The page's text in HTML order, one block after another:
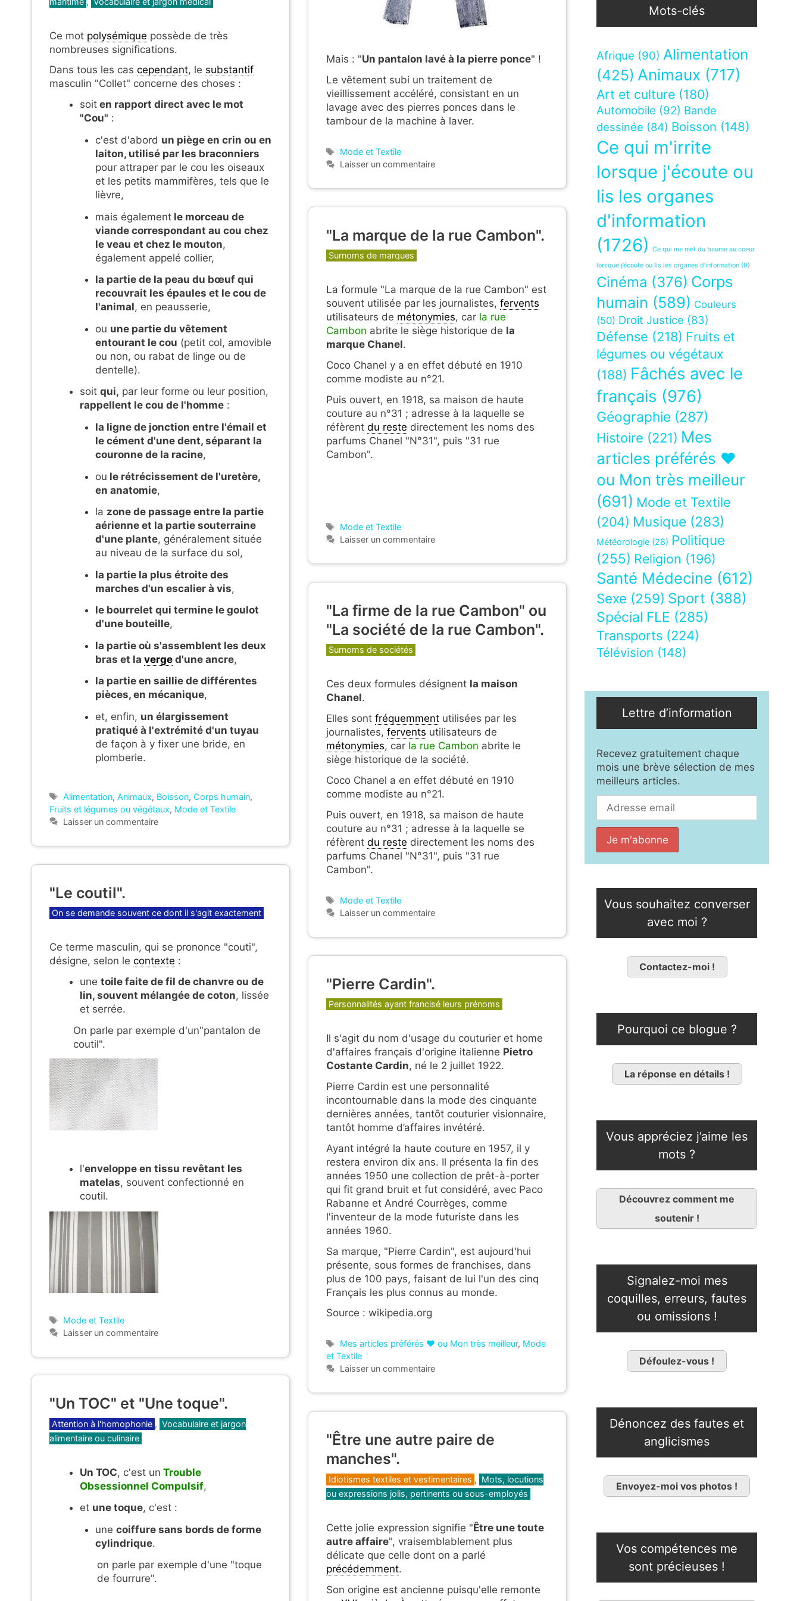
Mais : "Un pantalon lavé à la pierre ponce" !
Le vêtement subi un traitement de
vieillissement accéléré, consistant en un
lavage avec des pierres ponces dans le
tambour de la machine à laver.
Étiquettes
Mode et Textile
Laisser un commentaire
Ce mot polysémique possède de très
nombreuses significations.
Dans tous les cas cependant, le substantif
masculin "Collet" concerne des choses :
soit en rapport direct avec le mot
"Cou" :
c'est d'abord un piège en crin ou en
laiton, utilisé par les braconniers
pour attraper par le cou les oiseaux
et les petits mammifères, tels que le
lièvre,
mais égalementle morceau de
viande correspondant au cou chez
le veau et chez le mouton,
également appelé collier,
la partie de la peau du bœuf qui
recouvrait les épaules et le cou de
l'animal, en peausserie,
ou une partie du vêtement
entourant le cou (petit col, amovible
ou non, ou rabat de linge ou de
dentelle).
soit qui, par leur forme ou leur position,
rappellent le cou de l'homme :
la ligne de jonction entre l'émail et
le cément d'une dent, séparant la
couronne de la racine,
ou le rétrécissement de l'uretère,
en anatomie,
la zone de passage entre la partie
aérienne et la partie souterraine
d'une plante, généralement située
au niveau de la surface du sol,
la partie la plus étroite des
marches d'un escalier à vis,
le bourrelet qui termine le goulot
d'une bouteille,
la partie où s'assemblent les deux
bras et la verged'une ancre,
la partie en saillie de différentes
pièces, en mécanique,
et, enfin, un élargissement
pratiqué à l'extrémité d'un tuyau
de façon à y fixer une bride, en
plomberie.
Étiquettes
Alimentation,Animaux, Boisson, Corps humain,
Fruits et légumes ou végétaux, Mode et Textile
Laisser un commentaire
"La marque de la rue Cambon".
Catégories
Surnoms de marques
La formule "La marque de la rue Cambon" est
souvent utilisée par les journalistes, fervents
utilisateurs de métonymies, car la rue
Cambon abrite le siège historique de la
marque Chanel.
Coco Chanel y a en effet débuté en 1910
comme modiste au n°21.
Puis ouvert, en 1918, sa maison de haute
couture au n°31 ; adresse à la laquelle se
réfèrent du reste directement les noms des
parfums Chanel "N°31", puis "31 rue
Cambon".
Étiquettes
Mode et Textile
Laisser un commentaire
"La firme de la rue Cambon" ou
"La société de la rue Cambon".
Catégories
Surnoms de sociétés
Ces deux formules désignent la maison
Chanel.
Elles sont fréquemment utilisées par les
journalistes, fervents utilisateurs de
métonymies, car la rue Cambon abrite le
siège historique de la société.
Coco Chanel a en effet débuté en 1910
comme modiste au n°21.
Puis ouvert, en 1918, sa maison de haute
couture au n°31 ; adresse à la laquelle se
réfèrent du reste directement les noms des
parfums Chanel "N°31", puis "31 rue
Cambon".
Étiquettes
Mode et Textile
Laisser un commentaire
"Le coutil".
Catégories
On se demande souvent ce dont il s'agit exactement
Ce terme masculin, qui se prononce "couti",
désigne, selon le contexte :
une toile faite de fil de chanvre ou de
lin, souvent mélangée de coton, lissée
et serrée.
On parle par exemple d'un"pantalon de
coutil".
l'enveloppe en tissu revêtant les
matelas, souvent confectionné en
coutil.
Étiquettes
Mode et Textile
Laisser un commentaire
"Pierre Cardin".
Catégories
Personnalités ayant francisé leurs prénoms
Il s'agit du nom d'usage du couturier et home
d'affaires français d'origine italienne Pietro
Costante Cardin, né le 2 juillet 1922.
Pierre Cardin est une personnalité
incontournable dans la mode des cinquante
dernières années, tantôt couturier visionnaire,
tantôt homme d’affaires invétéré.
Ayant intégré la haute couture en 1957, il y
restera environ dix ans. Il présenta la fin des
années 1950 une collection de prêt-à-porter
qui fit grand bruit et fut considéré, avec Paco
Rabanne et André Courrèges, comme
l'inventeur de la mode futuriste dans les
années 1960.
Sa marque, "Pierre Cardin", est aujourd'hui
présente, sous formes de franchises, dans
plus de 100 pays, faisant de lui l'un des cinq
Français les plus connus au monde.
Source : wikipedia.org
Étiquettes
Mes articles préférés ❤ ou Mon très meilleur, Mode
et Textile
Laisser un commentaire
"Un TOC" et "Une toque".
Catégories
Attention à l'homophonie , Vocabulaire et jargon
alimentaire ou culinaire
Un TOC, c'est un Trouble
Obsessionnel Compulsif,
et une toque, c'est :
une coiffure sans bords de forme
cylindrique.
on parle par exemple d'une "toque
de fourrure".
"Être une autre paire de
manches".
Catégories
Idiotismes textiles et vestimentaires , Mots, locutions
ou expressions jolis, pertinents ou sous-employés
Cette jolie expression signifie "Être une toute
autre affaire", vraisemblablement plus
délicate que celle dont on a parlé
précédemment.
Son origine est ancienne puisqu'elle remonte
Mots-clés
Afrique (90) Alimentation
(425) Animaux (717)
Art et culture (180)
Automobile (92) Bande
dessinée (84) Boisson (148)
Ce qui m'irrite
lorsque j'écoute ou
lis les organes
d'information
(1726)
Ce qui me met du baume au coeur
lorsque j’écoute ou lis les organes d’information (9)
Cinéma (376) Corps
humain (589) Couleurs
(50) Droit Justice (83)
Défense (218) Fruits et
légumes ou végétaux
(188) Fâchés avec le
français (976)
Géographie (287)
Histoire (221) Mes
articles préférés ❤
ou Mon très meilleur
(691) Mode et Textile
(204) Musique (283)
Météorologie (28) Politique
(255) Religion (196)
Santé Médecine (612)
Sexe (259) Sport (388)
Spécial FLE (285)
Transports (224)
Télévision (148)
Lettre d’information
Recevez gratuitement chaque
mois une brève sélection de mes
meilleurs articles.
Vous souhaitez converser
avec moi ?
Contactez-moi !
Pourquoi ce blogue ?
La réponse en détails !
Vous appréciez j’aime les
mots ?
Découvrez comment me
soutenir !
Signalez-moi mes
coquilles, erreurs, fautes
ou omissions !
Défoulez-vous !
Dénoncez des fautes et
anglicismes
Envoyez-moi vos photos !
Vos compétences me
sont précieuses !